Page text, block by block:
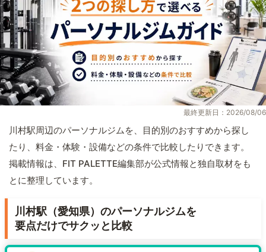
最終更新日：2026/08/06
川村駅周辺のパーソナルジムを、目的別のおすすめから探し
たり、料金・体験・設備などの条件で比較したりできます。
掲載情報は、FIT PALETTE編集部が公式情報と独自取材をも
とに整理しています。
川村駅（愛知県）のパーソナルジムを
要点だけでサクッと比較